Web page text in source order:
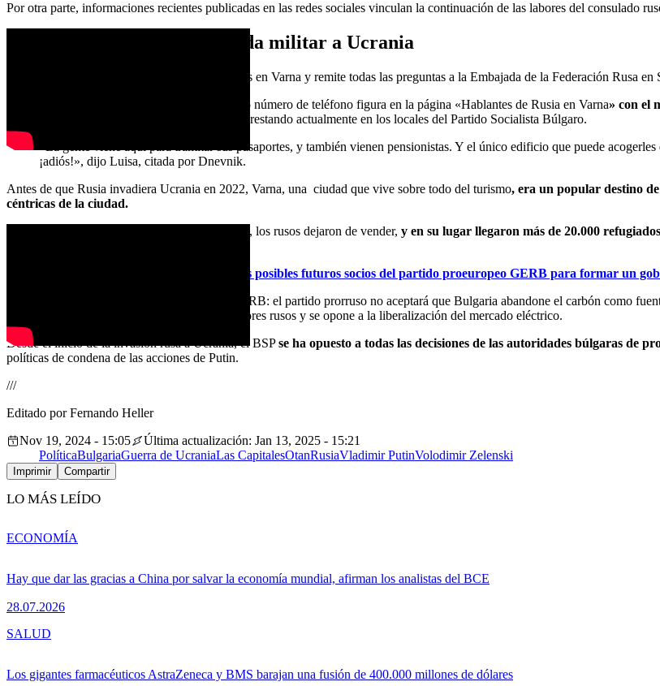
Por otra parte, informaciones recientes publicadas en las redes sociales vinculan la continuación de las labores del consulado
Rechazo del partido a la ayuda militar a Ucrania
Nacheva ha rechazado comentar sus actividades en Varna y remite todas las preguntas a la Embajada de la Federación Rusa en
Dnevnik se puso en contacto con “Luisa”, cuyo número de teléfono figura en la página «Hablantes de Rusia en Varna» con el
confirmó que los servicios consulares se están prestando actualmente en los locales del Partido Socialista Búlgaro.
«La gente viene aquí para tramitar sus pasaportes, y también vienen pensionistas. Y el único edificio que puede
¡adiós!», dijo Luisa, citada por Dnevnik.
Antes de que Rusia invadiera Ucrania en 2022, Varna, una ciudad que vive sobre todo del turismo, era un popular destino
céntricas de la ciudad.
Tras el estallido de la guerra en febrero de 2022, los rusos dejaron de vender, y en su lugar llegaron más de 20.000
El Partido Socialista Búlgaro figura entre los posibles futuros socios del partido proeuropeo GERB para formar un
El partido ha planteado varias exigencias al GERB: el partido prorruso no aceptará que Bulgaria abandone el carbón como
construir la central nuclear de Belene con reactores rusos y se opone a la liberalización del mercado eléctrico.
Desde el inicio de la invasión rusa a Ucrania, el BSPse ha opuesto a todas las decisiones de las autoridades búlgaras de
políticas de condena de las acciones de Putin.
///
Editado por Fernando Heller
Nov 19, 2024 - 15:05
Última actualización: Jan 13, 2025 - 15:21
PolíticaBulgariaGuerra de UcraniaLas CapitalesOtanRusiaVladimir PutinVolodimir Zelenski
Imprimir Compartir
LO MÁS LEÍDO
Hay que dar las gracias a China por salvar la economía mundial, afirman los analistas del BCE
28.07.2026
ECONOMÍA
Los gigantes farmacéuticos AstraZeneca y BMS barajan una fusión de 400.000 millones de dólares
SALUD